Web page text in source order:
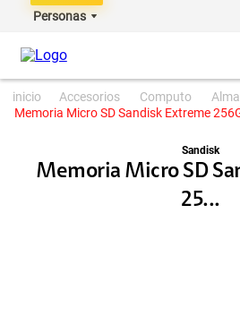
Personas
accesorios computo
Memoria Micro SD Sandisk Extreme
Sandisk
Memoria Micro SD
25...